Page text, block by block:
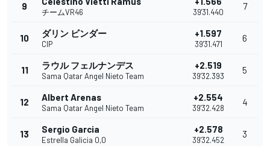
9
チームVR46 39'31.440
7
10 ダリン ビンダー
CIP
+1.597
39'31.471
6
11 ラウル フェルナンデス
Sama Qatar Angel Nieto Team
+2.519
39'32.393
5
12 Albert Arenas
Sama Qatar Angel Nieto Team
+2.554
39'32.428
4
13 Sergio Garcia
Estrella Galicia 0,0
+2.578
39'32.452
3